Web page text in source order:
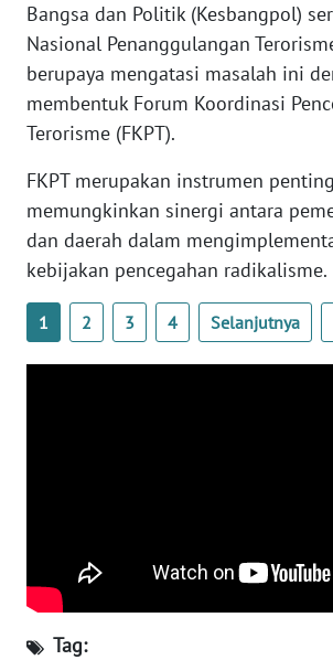
Bangsa dan Politik (Kesbangpol)
Nasional Penanggulangan
berupaya mengatasi masalah ini
membentuk Forum Koordinasi
Terorisme (FKPT).
FKPT merupakan instrumen
memungkinkan sinergi antara
dan daerah dalam
kebijakan pencegahan radikalisme.
1 2 3 4 Selanjutnya
Tag:
WN
LAMPUNG
WN
WN
NUSANTARA
JOGJA
KALBAR
WN
KALTENG